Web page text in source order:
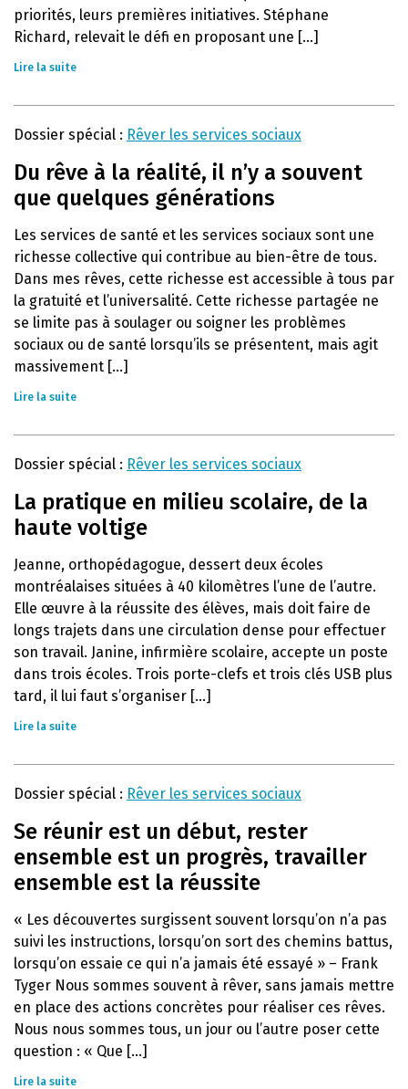
priorités, leurs premières initiatives. Stéphane
Richard, relevait le défi en proposant une [...]
Lire la suite
Dossier spécial : Rêver les services sociaux
Du rêve à la réalité, il n’y a souvent
que quelques générations
Les services de santé et les services sociaux sont une
richesse collective qui contribue au bien-être de tous.
Dans mes rêves, cette richesse est accessible à tous par
la gratuité et l’universalité. Cette richesse partagée ne
se limite pas à soulager ou soigner les problèmes
sociaux ou de santé lorsqu’ils se présentent, mais agit
massivement [...]
Lire la suite
Dossier spécial : Rêver les services sociaux
La pratique en milieu scolaire, de la
haute voltige
Jeanne, orthopédagogue, dessert deux écoles
montréalaises situées à 40 kilomètres l’une de l’autre.
Elle œuvre à la réussite des élèves, mais doit faire de
longs trajets dans une circulation dense pour effectuer
son travail. Janine, infirmière scolaire, accepte un poste
dans trois écoles. Trois porte-clefs et trois clés USB plus
tard, il lui faut s’organiser [...]
Lire la suite
Dossier spécial : Rêver les services sociaux
Se réunir est un début, rester
ensemble est un progrès, travailler
ensemble est la réussite
« Les découvertes surgissent souvent lorsqu’on n’a pas
suivi les instructions, lorsqu’on sort des chemins battus,
lorsqu’on essaie ce qui n’a jamais été essayé » – Frank
Tyger Nous sommes souvent à rêver, sans jamais mettre
en place des actions concrètes pour réaliser ces rêves.
Nous nous sommes tous, un jour ou l’autre poser cette
question : « Que [...]
Lire la suite